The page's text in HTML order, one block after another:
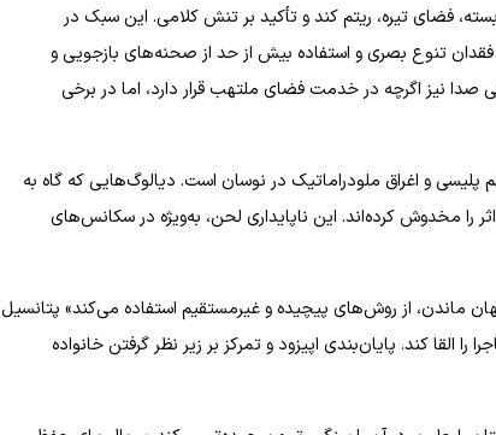
فضای تیره، ریتم کند و تأکید بر تنش کلامی. این سبک در
تنوع بصری و استفاده بیش از حد از صحنه‌های بازجویی و
نیز اگرچه در خدمت فضای ملتهب قرار دارد، اما در برخی
و اغراق ملودراماتیک در نوسان است. دیالوگ‌هایی که گاه به
را مخدوش کرده‌اند. این ناپایداری لحن، به‌ویژه در سکانس‌های
ماندن، از روش‌های پیچیده و غیرمستقیم استفاده می‌کند» پتانسیل
کند. پایان‌بندی اپیزود و تمرکز بر زیر نظر گرفتن خانواده